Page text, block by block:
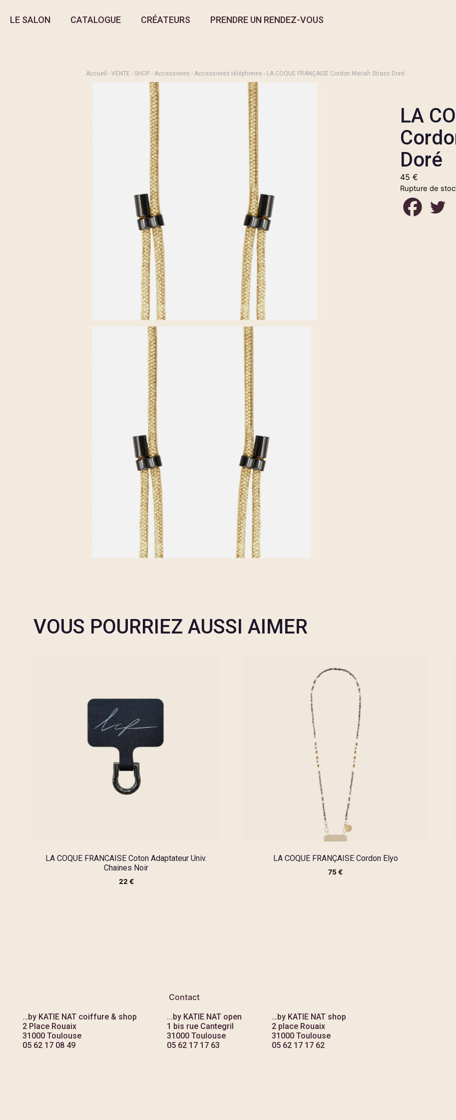
LE SALON CATALOGUE CRÉATEURS PRENDRE UN RENDEZ-VOUS
Accueil - VENTE - SHOP - Accessoires - Accessoires téléphones - LA COQUE FRANÇAISE Cordon Mariah Strass Doré
LA
Doré
45 €
Rupture de
VOUS POURRIEZ AUSSI AIMER
LA COQUE FRANCAISE Coton Adaptateur Univ.
Chaines Noir
22 €
LA COQUE FRANÇAISE Cordon Elyo
75€
Contact
…by KATIE NAT coiffure & shop
2 Place Rouaix
31000 Toulouse
05 62 17 08 49
...by KATIE NAT open
1 bis rue Cantegril
31000 Toulouse
05 62 17 17 63
…by KATIE NAT shop
2 place Rouaix
31000 Toulouse
05 62 17 17 62